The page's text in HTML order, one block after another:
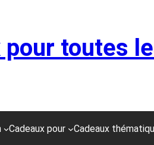
pour toutes
Cadeaux pour Cadeaux